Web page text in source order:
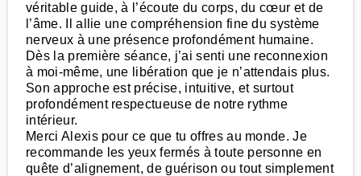
véritable guide, à l’écoute du corps, du cœur et de
l’âme. Il allie une compréhension fine du système
nerveux à une présence profondément humaine.
Dès la première séance, j’ai senti une reconnexion
à moi-même, une libération que je n’attendais plus.
Son approche est précise, intuitive, et surtout
profondément respectueuse de notre rythme
intérieur.
Merci Alexis pour ce que tu offres au monde. Je
recommande les yeux fermés à toute personne en
quête d’alignement, de guérison ou tout simplement